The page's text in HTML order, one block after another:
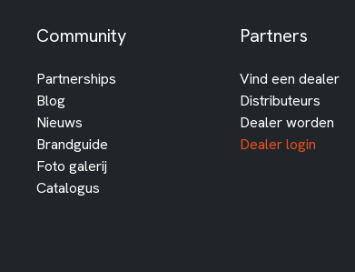
Community
Partnerships
Blog
Nieuws
Brandguide
Foto galerij
Catalogus
Partners
Vind een dealer
Distributeurs
Dealer worden
Dealer login